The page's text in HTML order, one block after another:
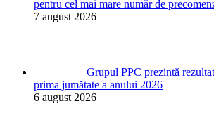
pentru cel mai mare număr de
7 august 2026
Grupul PPC prezintă
prima jumătate a anului 2026
6 august 2026